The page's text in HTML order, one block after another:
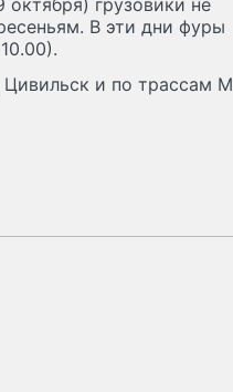
грузовики не
В эти дни фуры
и по трассам